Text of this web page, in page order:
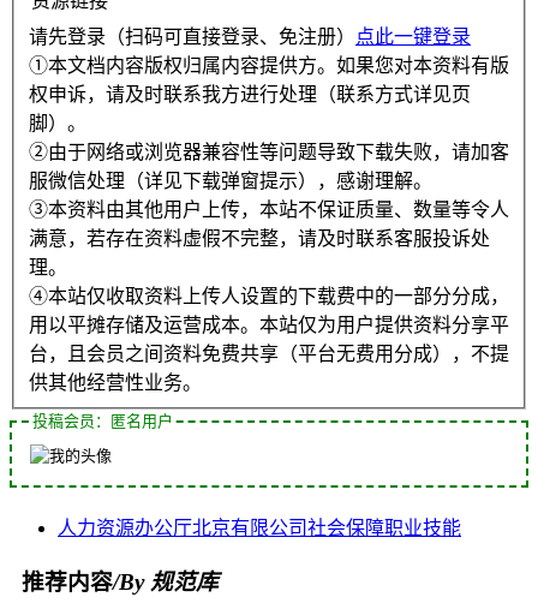
请先登录（扫码可直接登录、免注册）
点此一键登录
①本文档内容版权归属内容提供方。如果您对本资料有版
权申诉，请及时联系我方进行处理（联系方式详见页
脚）。
②由于网络或浏览器兼容性等问题导致下载失败，请加客
服微信处理（详见下载弹窗提示），感谢理解。
③本资料由其他用户上传，本站不保证质量、数量等令人
满意，若存在资料虚假不完整，请及时联系客服投诉处
理。
④本站仅收取资料上传人设置的下载费中的一部分分成，
用以平摊存储及运营成本。本站仅为用户提供资料分享平
台，且会员之间资料免费共享（平台无费用分成），不提
供其他经营性业务。
投稿会员：匿名用户
人力资源办公厅北京有限公司社会保障职业技能
推荐内容/By 规范库